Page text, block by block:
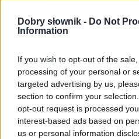
Dobry słownik - Do Not
Information
If you wish to opt-out of the
processing of your personal or
targeted advertising by us,
section to confirm your
opt-out request is processed
interest-based ads based on
us or personal information
Pozostały wątpliwości?
Zobacz, co zyskują